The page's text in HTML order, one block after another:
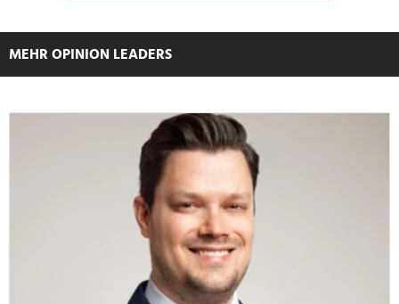
soziale Medien, Werbung und Analysen weiter. Unsere
haben oder die sie im Rahmen Ihrer Nutzung der Dienste
MEHR OPINION LEADERS